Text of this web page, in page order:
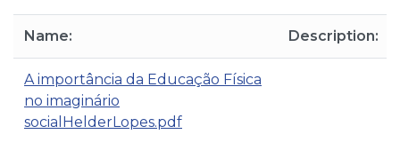
Name: Description:
A importância da Educação Física
no imaginário
socialHelderLopes.pdf